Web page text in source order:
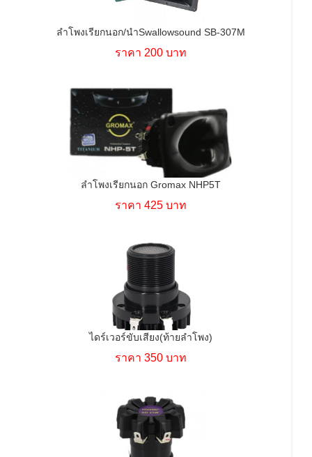
ลำโพงเรียกนอก/นำSwallowsound SB-307M
ราคา 200 บาท
ลำโพงเรียกนอก Gromax NHP5T
ราคา 425 บาท
ไดร์เวอร์ขับเสียง(ท้ายลำโพง)
ราคา 350 บาท